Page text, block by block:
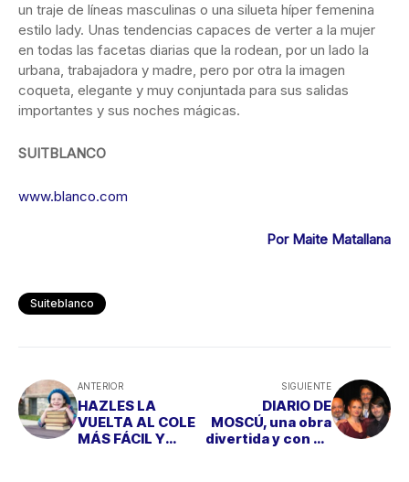
un traje de líneas masculinas o una silueta híper femenina
estilo lady. Unas tendencias capaces de verter a la mujer
en todas las facetas diarias que la rodean, por un lado la
urbana, trabajadora y madre, pero por otra la imagen
coqueta, elegante y muy conjuntada para sus salidas
importantes y sus noches mágicas.
SUITBLANCO
www.blanco.com
Por Maite Matallana
Suiteblanco
ANTERIOR
HAZLES LA
VUELTA AL COLE
MÁS FÁCIL Y
SIGUIENTE
DIARIO DE
MOSCÚ, una obra
divertida y con un